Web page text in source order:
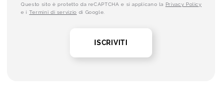
Questo sito è protetto da reCAPTCHA e si applicano la Privacy Policy
e i Termini di servizio di Google.
ISCRIVITI